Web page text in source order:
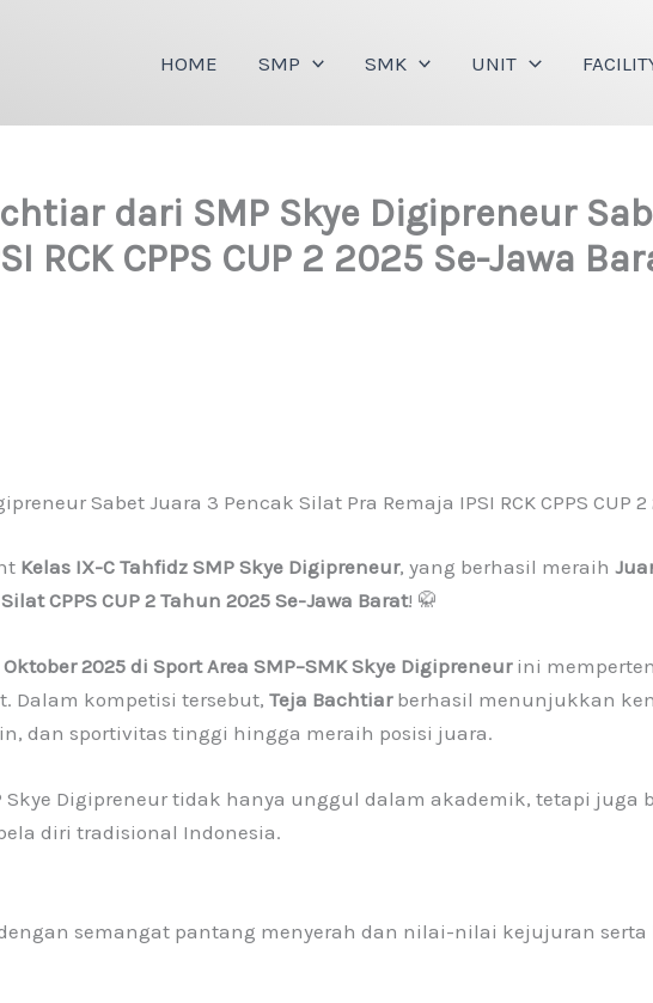
HOME SMP SMK UNIT
dari SMP Skye Digipreneur
RCK CPPS CUP 2 2025 Se-Jawa
Sabet Juara 3 Pencak Silat Pra Remaja IPSI RCK CPPS CUP
Kelas IX-C Tahfidz SMP Skye Digipreneur, yang berhasil meraih
CPPS CUP 2 Tahun 2025 Se-Jawa Barat! 🥋
Oktober 2025 di Sport Area SMP–SMK Skye Digipreneurini
Dalam kompetisi tersebut, Teja Bachtiarberhasil menunjukkan
dan sportivitas tinggi hingga meraih posisi juara.
Digipreneur tidak hanya unggul dalam akademik, tetapi juga
diri tradisional Indonesia.
semangat pantang menyerah dan nilai-nilai kejujuran